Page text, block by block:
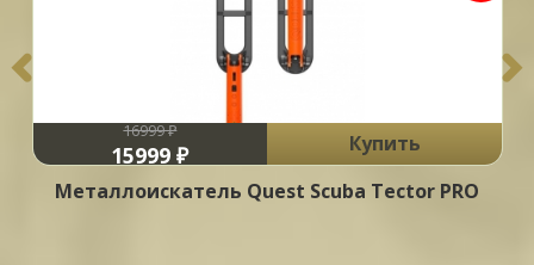
16999 ₽
15999 ₽
Купить
Металлоискатель Quest Scuba Tector PRO